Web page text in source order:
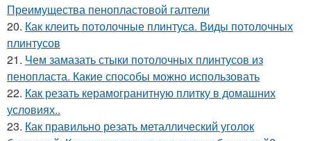
Преимущества пенопластовой галтели
20. Как клеить потолочные плинтуса. Виды потолочных
плинтусов
21. Чем замазать стыки потолочных плинтусов из
пенопласта. Какие способы можно использовать
22. Как резать керамогранитную плитку в домашних
условиях..
23. Как правильно резать металлический уголок